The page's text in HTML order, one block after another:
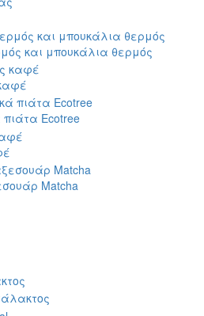
και μπουκάλια θερμός
πιάτα Ecotree
Matcha